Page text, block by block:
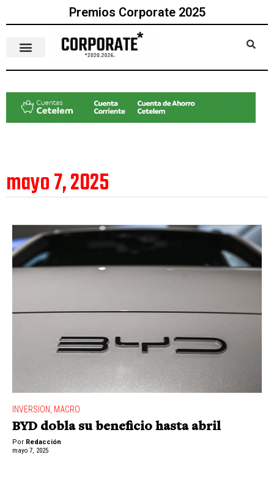
Premios Corporate 2025
mayo 7, 2025
INVERSION MACRO
BYD dobla su beneficio hasta abril
Por Redacción
mayo 7, 2025